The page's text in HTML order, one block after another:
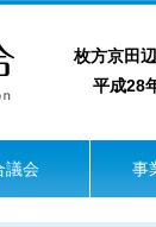
枚方京田
平成28
議会 事